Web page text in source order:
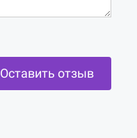
Оставить отзыв